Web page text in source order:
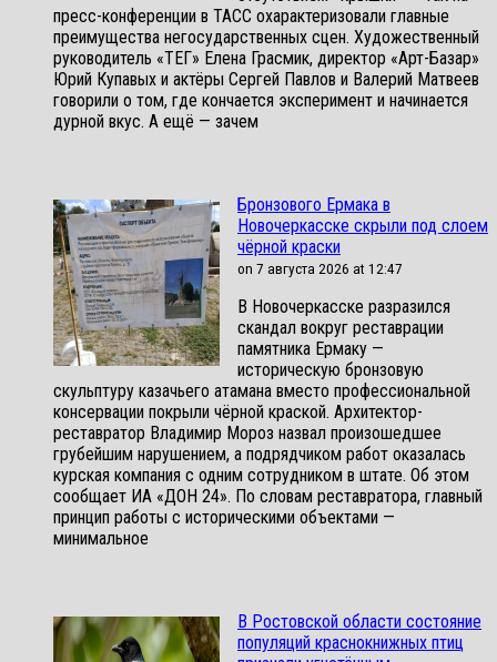
пресс-конференции в ТАСС охарактеризовали главные
преимущества негосударственных сцен. Художественный
руководитель «ТЕГ» Елена Грасмик, директор «Арт-Базар»
Юрий Купавых и актёры Сергей Павлов и Валерий Матвеев
говорили о том, где кончается эксперимент и начинается
дурной вкус. А ещё — зачем
Бронзового Ермака в
Новочеркасске скрыли под слоем
чёрной краски
on 7 августа 2026 at 12:47
В Новочеркасске разразился
скандал вокруг реставрации
памятника Ермаку —
историческую бронзовую
скульптуру казачьего атамана вместо профессиональной
консервации покрыли чёрной краской. Архитектор-
реставратор Владимир Мороз назвал произошедшее
грубейшим нарушением, а подрядчиком работ оказалась
курская компания с одним сотрудником в штате. Об этом
сообщает ИА «ДОН 24». По словам реставратора, главный
принцип работы с историческими объектами —
минимальное
В Ростовской области состояние
популяций краснокнижных птиц